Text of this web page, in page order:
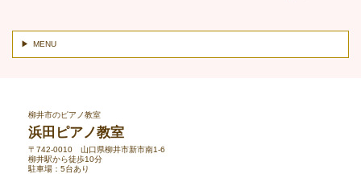
MENU
柳井市のピアノ教室
浜田ピアノ教室
〒742-0010 山口県柳井市新市南1-6
柳井駅から徒歩10分
駐車場：5台あり